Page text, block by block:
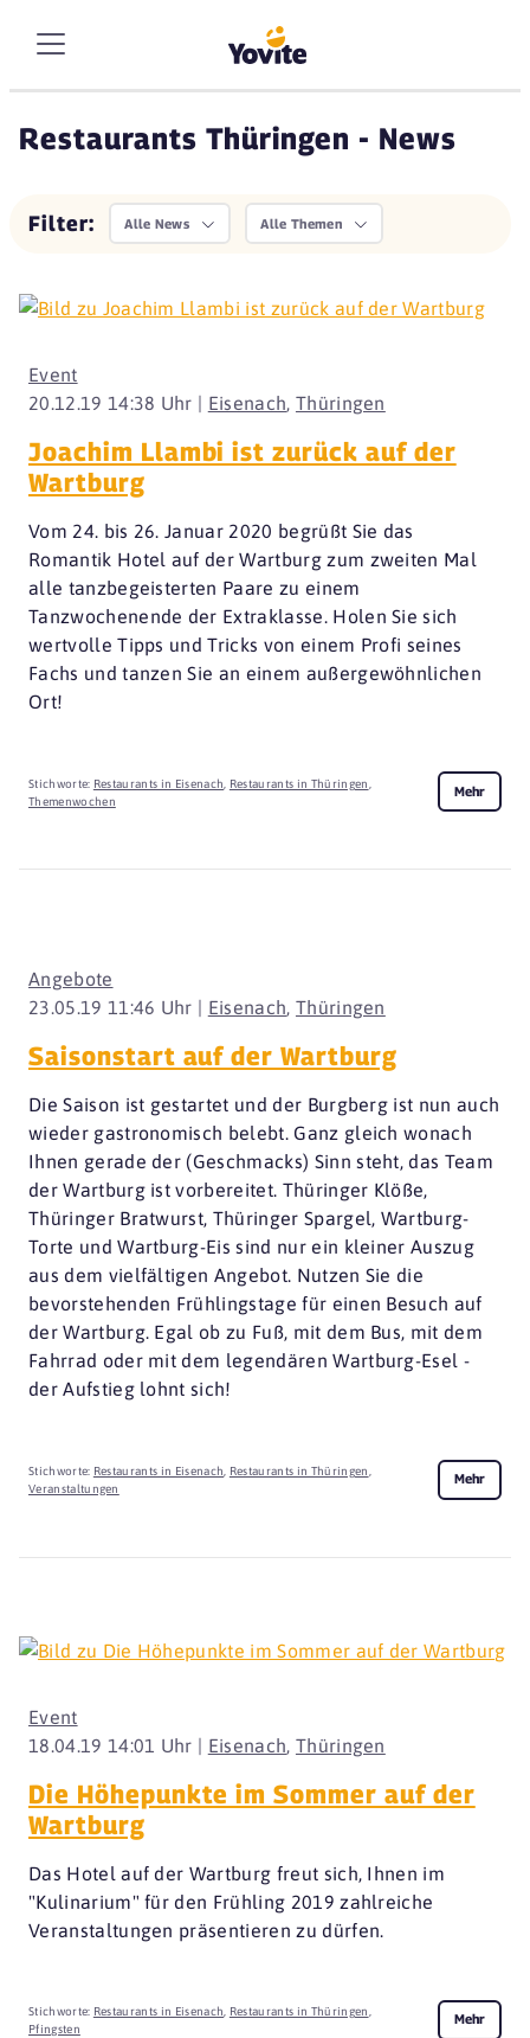
Restaurants Thüringen - News
Filter: Alle News Alle Themen
20.12.19 14:38 Uhr | Eisenach, Thüringen
Event
Joachim Llambi ist zurück auf der
Wartburg
Vom 24. bis 26. Januar 2020 begrüßt Sie das
Romantik Hotel auf der Wartburg zum zweiten Mal
alle tanzbegeisterten Paare zu einem
Tanzwochenende der Extraklasse. Holen Sie sich
wertvolle Tipps und Tricks von einem Profi seines
Fachs und tanzen Sie an einem außergewöhnlichen
Ort!
Stichworte: Restaurants in Eisenach Restaurants in Thüringen
Themenwochen
Mehr
23.05.19 11:46 Uhr | Eisenach, Thüringen
Angebote
Saisonstart auf der Wartburg
Die Saison ist gestartet und der Burgberg ist nun auch
wieder gastronomisch belebt. Ganz gleich wonach
Ihnen gerade der (Geschmacks) Sinn steht, das Team
der Wartburg ist vorbereitet. Thüringer Klöße,
Thüringer Bratwurst, Thüringer Spargel, Wartburg-
Torte und Wartburg-Eis sind nur ein kleiner Auszug
aus dem vielfältigen Angebot. Nutzen Sie die
bevorstehenden Frühlingstage für einen Besuch auf
der Wartburg. Egal ob zu Fuß, mit dem Bus, mit dem
Fahrrad oder mit dem legendären Wartburg-Esel -
der Aufstieg lohnt sich!
Stichworte: Restaurants in Eisenach Restaurants in Thüringen
Veranstaltungen
Mehr
18.04.19 14:01 Uhr | Eisenach Thüringen
Event
Die Höhepunkte im Sommer auf der
Wartburg
Das Hotel auf der Wartburg freut sich, Ihnen im
"Kulinarium" für den Frühling 2019 zahlreiche
Veranstaltungen präsentieren zu dürfen.
Stichworte: Restaurants in Eisenach, Restaurants in Thüringen,
Pfingsten
Mehr